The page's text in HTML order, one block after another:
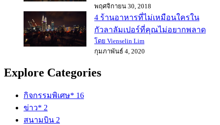
พฤศจิกายน 30, 2018
4 ร้านอาหารที่ไม่เหมือนใครใน
กัวลาลัมเปอร์ที่คุณไม่อยากพลาด
โดย Vienselin Lim
กุมภาพันธ์ 4, 2020
Explore Categories
กิจกรรมพิเศษ* 16
ข่าว* 2
สนามบิน 2